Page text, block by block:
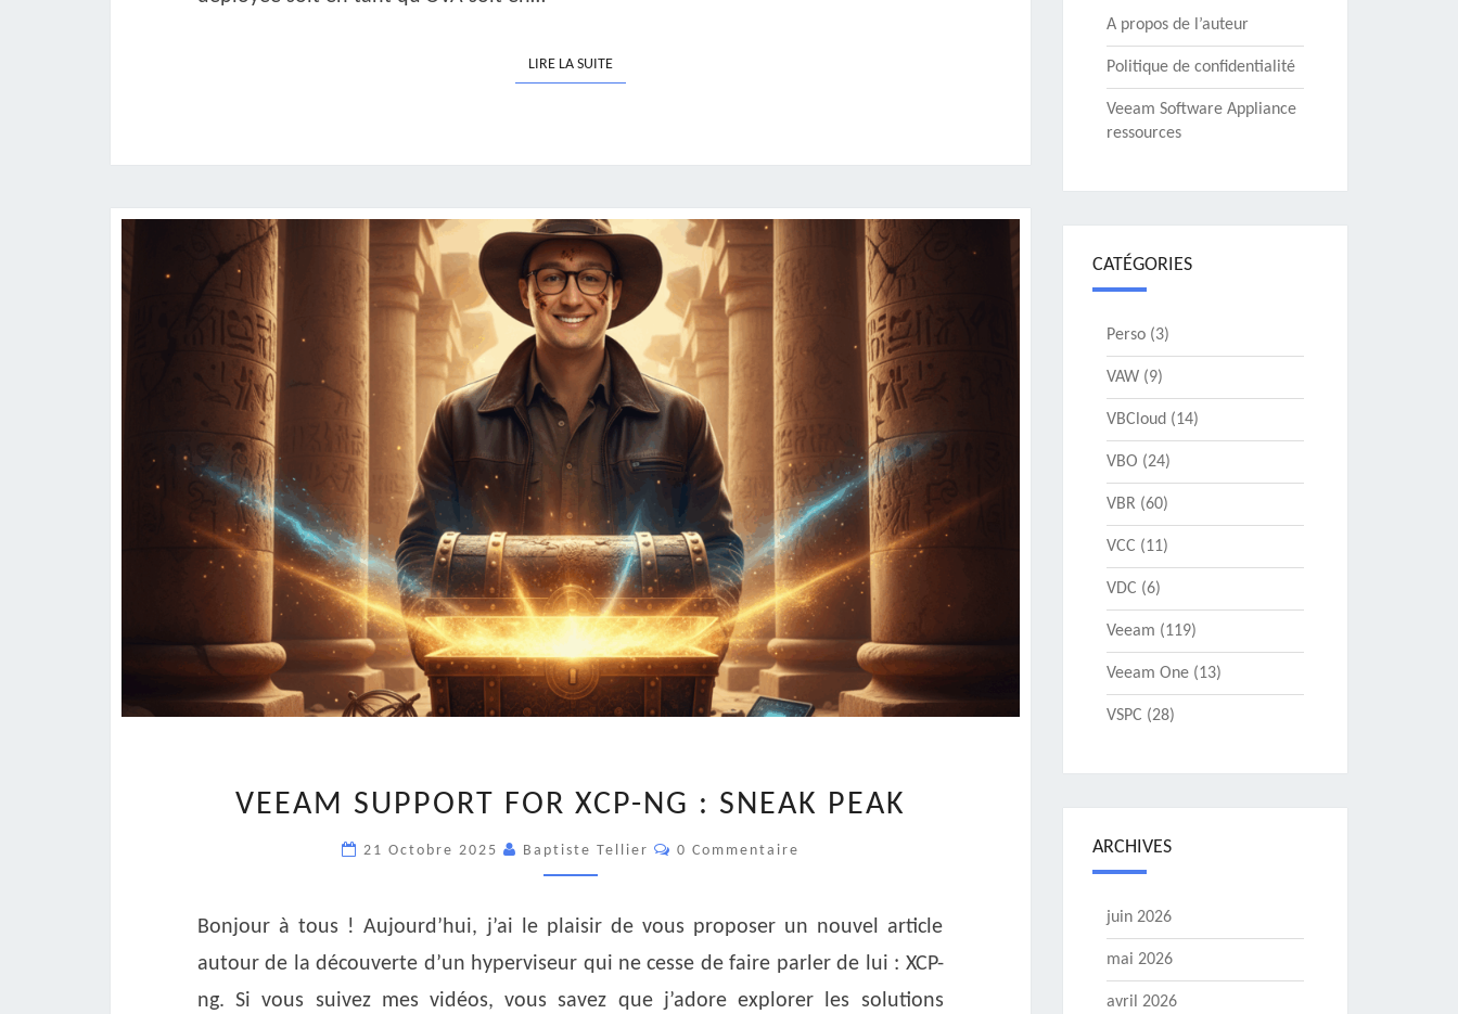
LIRE LA SUITELIRE LA SUITE
SUPPORT
FOR
XCP-
:
SNEAK
PEAK
VEEAM SUPPORT FOR XCP-NG : SNEAK PEAK
21 Octobre 2025 Baptiste Tellier Commentaires
0 Commentaire
Bonjour à tous ! Aujourd’hui, j’ai le plaisir de vous proposer un nouvel article
autour de la découverte d’un hyperviseur qui ne cesse de faire parler de lui : XCP-
ng. Si vous suivez mes vidéos, vous savez que j’adore explorer les solutions
A propos de l’auteur
Politique de confidentialité
Veeam Software Appliance
ressources
CATÉGORIES
Perso(3)
VAW(9)
VBCloud (14)
VBO (24)
VBR(60)
VCC (11)
VDC (6)
Veeam (119)
Veeam One(13)
VSPC (28)
ARCHIVES
juin 2026
mai 2026
avril 2026